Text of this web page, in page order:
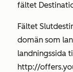
fältet
Fältet
domän som
landningssida
http://